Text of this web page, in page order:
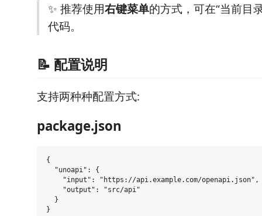
✨ 推荐使用右键菜单的方式，可在“当前目
代码。
📝 配置说明
支持两种种配置方式:
package.json
{
  "unoapi": {
    "input": "https://api.example.com/openapi.json",
    "output": "src/api"
  }